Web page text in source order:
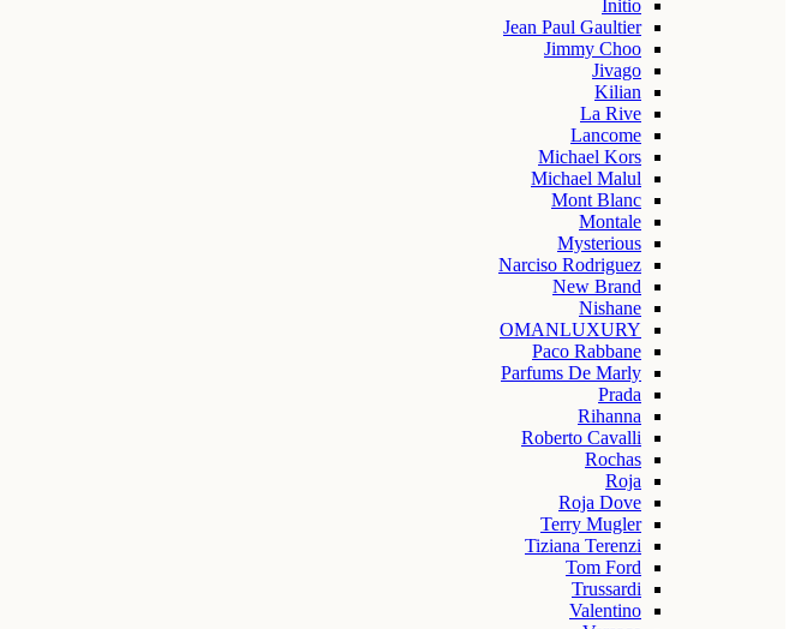
Initio
Jean Paul Gaultier
Jimmy Choo
Jivago
Kilian
La Rive
Lancome
Michael Kors
Michael Malul
Mont Blanc
Montale
Mysterious
Narciso Rodriguez
New Brand
Nishane
OMANLUXURY
Paco Rabbane
Parfums De Marly
Prada
Rihanna
Roberto Cavalli
Rochas
Roja
Roja Dove
Terry Mugler
Tiziana Terenzi
Tom Ford
Trussardi
Valentino